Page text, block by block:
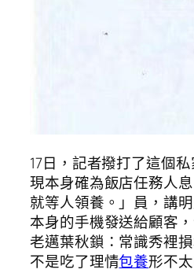
17日，記者撥打了這個
現本身確為飯店任務人
就等人領養。」員，講
本身的手機發送給顧客
老邁葉秋鎖：常識秀裡
不是吃了理情包養形不